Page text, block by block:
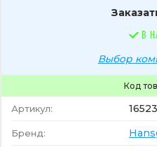
Код
Артикул:
Бренд:
В
Выбор